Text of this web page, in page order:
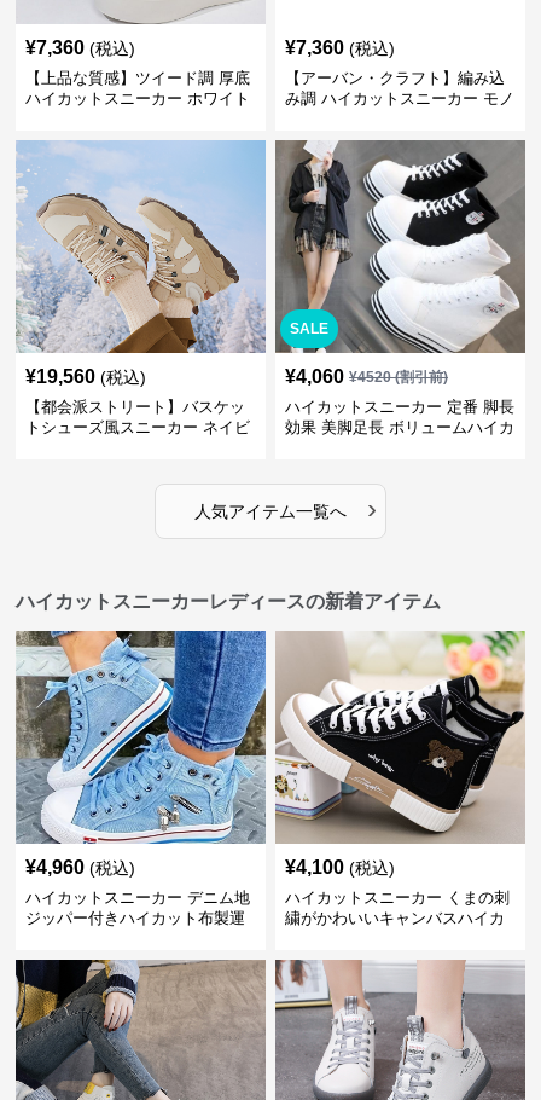
¥7,360 (税込)
【上品な質感】ツイード調 厚底
ハイカットスニーカー ホワイト
ビ クラシック
¥7,360 (税込)
【アーバン・クラフト】編み込
み調 ハイカットスニーカー モノ
トリート
¥19,560 (税込)
【都会派ストリート】バスケッ
トシューズ風スニーカー ネイビ
SALE
¥4,060 ¥4520(割引前)
ハイカットスニーカー 定番 脚長
効果 美脚足長 ボリュームハイカ
かわいい
人気アイテム一覧へ ›
ハイカットスニーカーレディースの新着アイテム
¥4,960 (税込)
ハイカットスニーカー デニム地
ジッパー付きハイカット布製運
¥4,100 (税込)
ハイカットスニーカー くまの刺
繍がかわいいキャンバスハイカ